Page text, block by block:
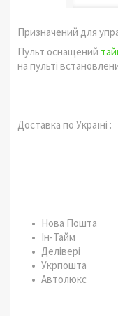
Призначений для
Пульт оснащений
на пульті
Доставка по Україні :
Нова Пошта
Ін-Тайм
Делівері
Укрпошта
Автолюкс